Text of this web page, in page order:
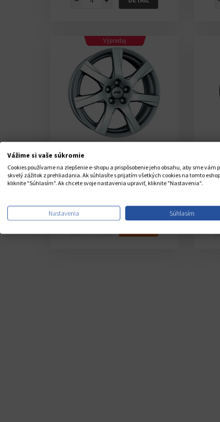
Výpredaj
ATS TWISTER POLAR-SILVER
6.5X15 5X112,00 45,00
Sklad ATS 1 ks
Cena s DPH /1ks 74,93 €
Vážime si vaše súkromie
Cookies používame na zlepšenie e-shopu a prispôsobenie jeho obsahu, aby sme vám
skvelý zážitok z prehliadania. Ak súhlasíte s prijatím všetkých cookies na tomto
kliknite "Súhlasím". Ak chcete svoje nastavenia upraviť, kliknite "Nastavenia".
Nastavenia Súhlasím